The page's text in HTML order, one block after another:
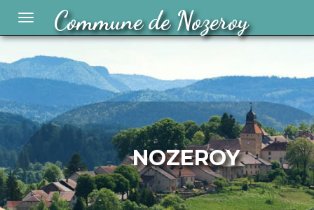
Toggle
navigation
Commune de Nozeroy
NOZEROY